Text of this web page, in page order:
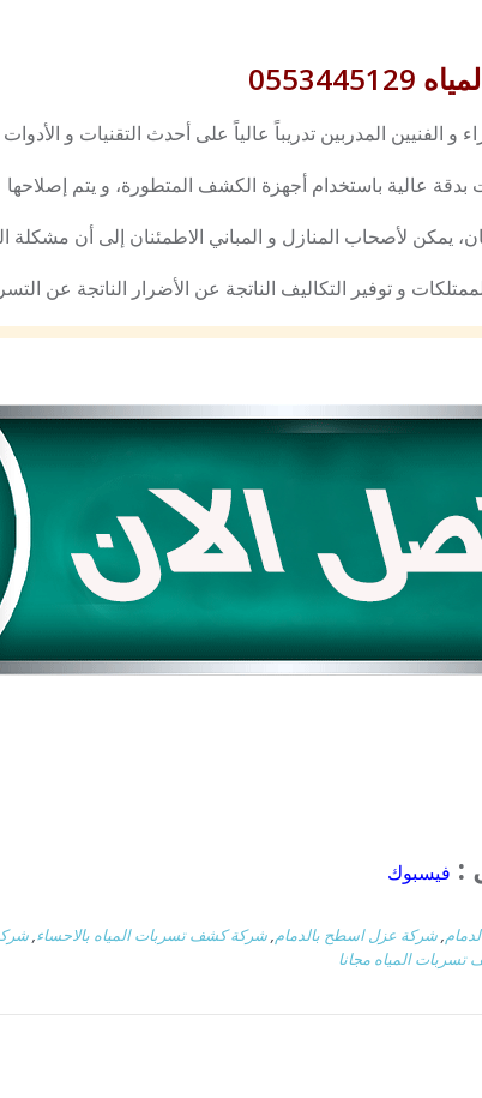
و الفنيين المدربين تدريباً عالياً على أحدث التقنيات و
عالية باستخدام أجهزة الكشف المتطورة، و يتم
يمكن لأصحاب المنازل و المباني الاطمئنان إلى أن
و توفير التكاليف الناتجة عن الأضرار الناتجة عن
: فيسبوك
,شركة عزل اسطح بالدمام,شركة كشف تسربات المياه بالاحساء,
المياه مجانا